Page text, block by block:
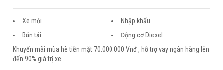
Xe mới
Nhập khẩu
Bán tải
Động cơ Diesel
Khuyến mãi mùa hè tiền mặt 70.000.000 Vnđ , hỗ trợ vay ngân hàng lên
đến 90% giá trị xe